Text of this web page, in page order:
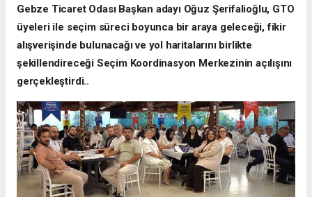
Gebze Ticaret Odası Başkan adayı Oğuz Şerifalioğlu, GTO
üyeleri ile seçim süreci boyunca bir araya geleceği, fikir
alışverişinde bulunacağı ve yol haritalarını birlikte
şekillendireceği Seçim Koordinasyon Merkezinin açılışını
gerçekleştirdi..